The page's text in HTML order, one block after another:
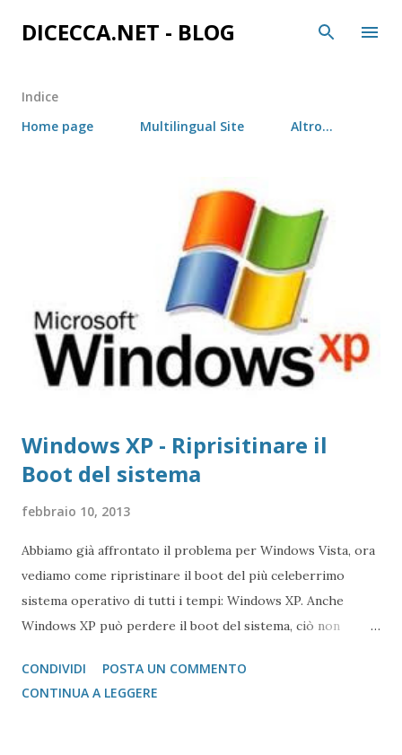
Passa ai contenuti principali
DICECCA.NET - BLOG
Indice
Home page
Multilingual Site Altro…
Windows XP - Riprisitinare il
Boot del sistema
febbraio 10, 2013
Abbiamo già affrontato il problema per Windows Vista, ora
vediamo come ripristinare il boot del più celeberrimo
sistema operativo di tutti i tempi: Windows XP. Anche
Windows XP può perdere il boot del sistema, ciò non
che i dati non siano più disponibili. Spesso, come per il
citato Windows Vista, è solo un problema di ricercare il
CONDIVIDI
POSTA UN COMMENTO
CONTINUA A LEGGERE